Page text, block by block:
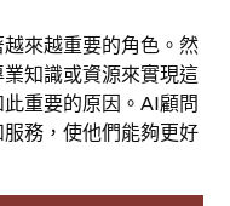
來越重要的角色。然
知識或資源來實現這
重要的原因。AI顧問
務，使他們能夠更好